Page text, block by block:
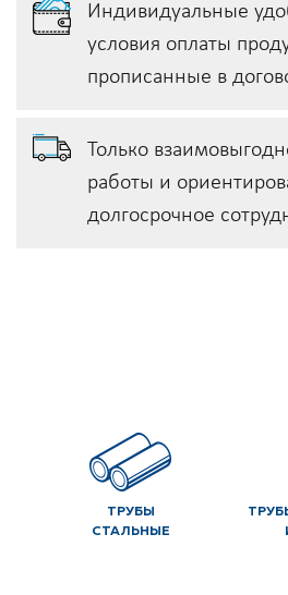
Индивидуальные
условия оплаты
прописанные в
Только
работы и
долгосрочное
ТРУБЫ
СТАЛЬНЫЕ